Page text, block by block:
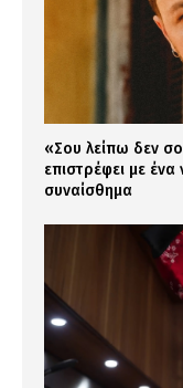
«Σου λείπω δεν
επιστρέφει με
συναίσθημα